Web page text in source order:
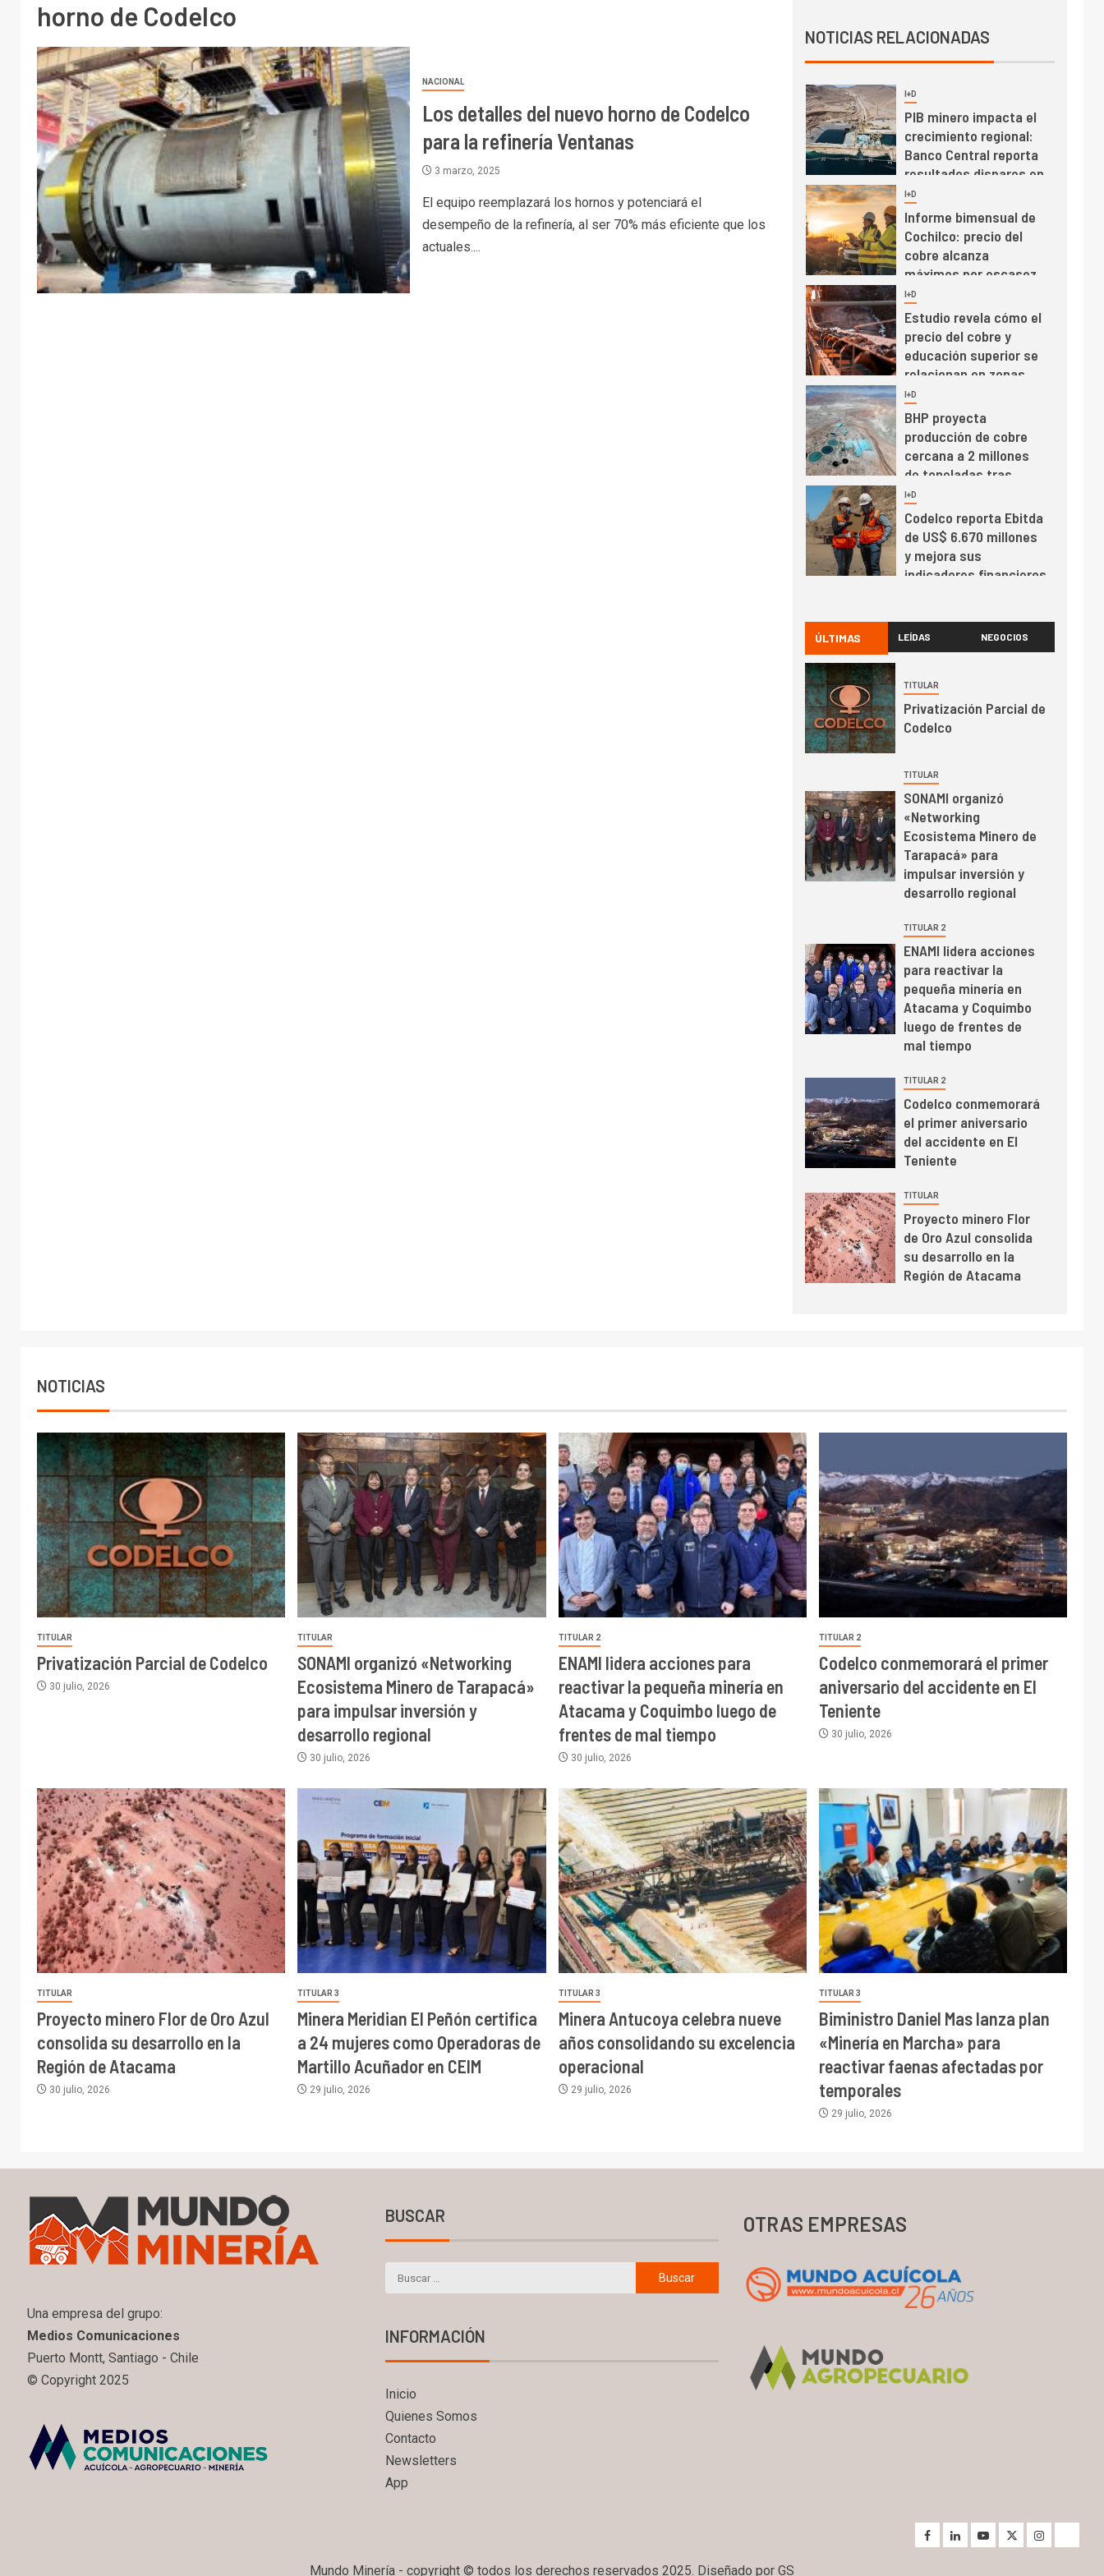
horno de Codelco
NACIONAL
Los detalles del nuevo horno de Codelco
para la refinería Ventanas
3 marzo, 2025
El equipo reemplazará los hornos y potenciará el
desempeño de la refinería, al ser 70% más eficiente que los
actuales....
NOTICIAS RELACIONADAS
mayo de 2026 cae
10,6%
3 I+D
PIB minero impacta el
crecimiento regional:
Banco Central reporta
resultados dispares en
el primer trimestre
4 I+D
Informe bimensual de
Cochilco: precio del
cobre alcanza
máximos por escasez
de concentrados
5 I+D
Estudio revela cómo el
precio del cobre y
educación superior se
relacionan en zonas
mineras
6 I+D
BHP proyecta
producción de cobre
cercana a 2 millones
de toneladas tras
récord en Escondida
I+D
Codelco reporta Ebitda
de US$ 6.670 millones
y mejora sus
indicadores financieros
Codelco Ventanas
prueba camión 100%
eléctrico para
Puerto de San Antonio
2
Producción minera en
3 I+D
PIB minero impacta el
crecimiento regional:
Banco Central reporta
resultados dispares en
el primer trimestre
I+D
Cochilco: precio del
cobre alcanza
máximos por escasez
de concentrados
5 I+D
Estudio revela cómo el
precio del cobre y
educación superior se
relacionan en zonas
mineras
6
BHP proyecta
producción de cobre
cercana a 2 millones
récord en Escondida
7 I+D
Codelco reporta Ebitda
de US$ 6.670 millones
y mejora sus
indicadores financieros
ÚLTIMAS LEÍDAS NEGOCIOS
TITULAR
Privatización Parcial de
Codelco
TITULAR
SONAMI organizó
«Networking
Ecosistema Minero de
Tarapacá» para
impulsar inversión y
desarrollo regional
TITULAR 2
ENAMI lidera acciones
para reactivar la
pequeña minería en
Atacama y Coquimbo
luego de frentes de
mal tiempo
TITULAR 2
Codelco conmemorará
el primer aniversario
del accidente en El
Teniente
TITULAR
Proyecto minero Flor
de Oro Azul consolida
su desarrollo en la
Región de Atacama
NOTICIAS
TITULAR
Privatización Parcial de Codelco
30 julio, 2026
TITULAR
SONAMI organizó «Networking
Ecosistema Minero de Tarapacá»
para impulsar inversión y
desarrollo regional
30 julio, 2026
TITULAR 2
ENAMI lidera acciones para
reactivar la pequeña minería en
Atacama y Coquimbo luego de
frentes de mal tiempo
30 julio, 2026
TITULAR 2
Codelco conmemorará el primer
aniversario del accidente en El
Teniente
30 julio, 2026
TITULAR
Proyecto minero Flor de Oro Azul
consolida su desarrollo en la
Región de Atacama
30 julio, 2026
TITULAR 3
Minera Meridian El Peñón certifica
a 24 mujeres como Operadoras de
Martillo Acuñador en CEIM
29 julio, 2026
TITULAR 3
Minera Antucoya celebra nueve
años consolidando su excelencia
operacional
29 julio, 2026
TITULAR 3
Biministro Daniel Mas lanza plan
«Minería en Marcha» para
reactivar faenas afectadas por
temporales
29 julio, 2026
Una empresa del grupo:
Medios Comunicaciones
Puerto Montt, Santiago - Chile
© Copyright 2025
BUSCAR
INFORMACIÓN
Inicio
Quienes Somos
Contacto
Newsletters
App
OTRAS EMPRESAS
Mundo Minería - copyright © todos los derechos reservados 2025. Diseñado por GS